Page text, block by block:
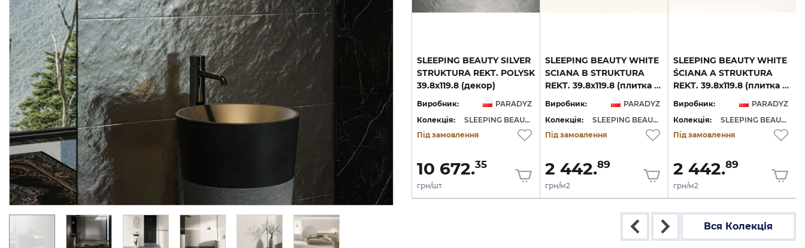
SLEEPING BEAUTY WHITE
SCIANA B STRUKTURA
REKT. 39.8х119.8 (плитка настінна)
Виробник:
PARADYZ
Колекція:
SLEEPING BEAUTY
Під замовлення
2 442.89
грн/м2
SLEEPING BEAUTY WHITE
ŚCIANA A STRUKTURA
Виробник:
PARADYZ
Колекція:
SLEEPING BEAUTY
SLEEPING BEAUTY WHITE
ŚCIANA REKT. 39.8х119.8
(плитка настінна)
Виробник:
PARADYZ
Колекція:
Під замовлення
2 226.88
SLEEPING BEAUTY SILVER
STRUKTURA REKT. POLYSK
39.8х119.8 (декор)
Виробник:
PARADYZ
Колекція:
SLEEPING BEAUTY
Під замовлення
10 672.35
грн/шт
SLEEPING BEAUTY WHITE
SCIANA B STRUKTURA
REKT. 39.8х119.8 (плитка настінна)
Виробник:
PARADYZ
Колекція:
SLEEPING BEAUTY
Під замовлення
2 442.89
грн/м2
SLEEPING BEAUTY WHITE
ŚCIANA A STRUKTURA
REKT. 39.8х119.8 (плитка настінна)
Виробник:
PARADYZ
Колекція:
SLEEPING BEAUTY
Під замовлення
2 442.89
грн/м2
Вся Колекція